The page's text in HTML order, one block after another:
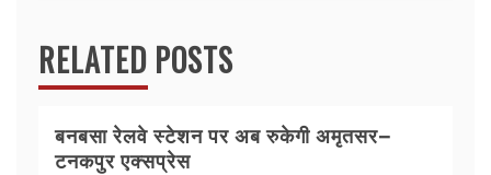
RELATED POSTS
बनबसा रेलवे स्टेशन पर अब रुकेगी अमृतसर–
टनकपुर एक्सप्रेस